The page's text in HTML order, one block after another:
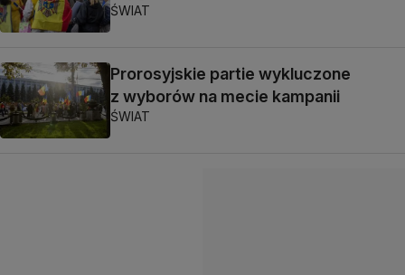
ŚWIAT
Prorosyjskie partie wykluczone
z wyborów na mecie kampanii
ŚWIAT